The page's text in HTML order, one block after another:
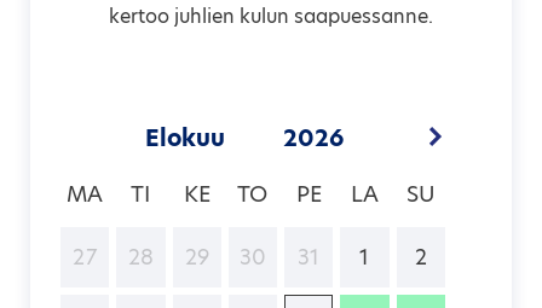
kertoo juhlien kulun saapuessanne.
MA TI KE TO PE LA SU
27 28 29 30 31 1 2